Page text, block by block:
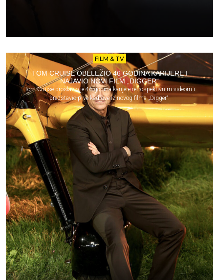
FILM & TV
TOM CRUISE OBELEŽIO 46 GODINA KARIJERE I
NAJAVIO NOVI FILM „DIGGER“
Tom Cruise proslavio je 46 godina karijere retrospektivnim videom i
predstavio prve kadrove iz novog filma „Digger“.